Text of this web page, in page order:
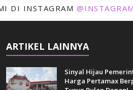
DI INSTAGRAM
ARTIKEL LAINNYA
Sinyal Hijau
Harga Pertamax